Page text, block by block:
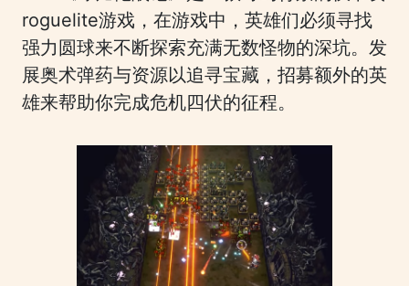
roguelite游戏，在游戏中，英雄们必须寻找
强力圆球来不断探索充满无数怪物的深坑。发
展奥术弹药与资源以追寻宝藏，招募额外的英
雄来帮助你完成危机四伏的征程。